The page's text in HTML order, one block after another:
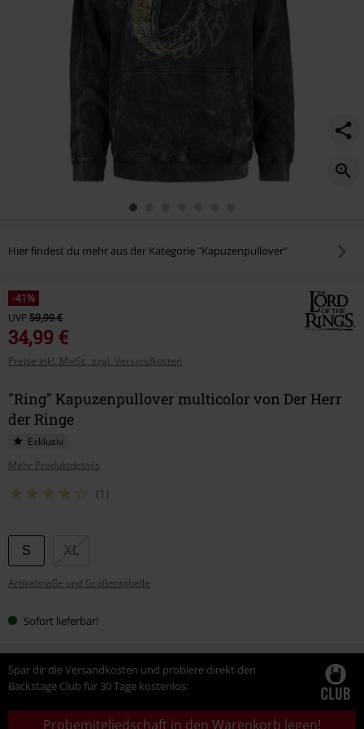
Hier findest du mehr aus der Kategorie "Kapuzenpullover"
-41%
UVP59,99 €
34,99 €
Preise inkl. MwSt., zzgl. Versandkosten
"Ring" Kapuzenpullover multicolor von Der Herr
der Ringe
Exklusiv
Mehr Produktdetails
(1)
Wähle
deine
Größe
S XL
Artikelmaße und Größentabelle
Sofort lieferbar!
Spar dir die Versandkosten und probiere direkt den
Backstage Club für 30 Tage kostenlos:
Probemitgliedschaft in den Warenkorb legen!